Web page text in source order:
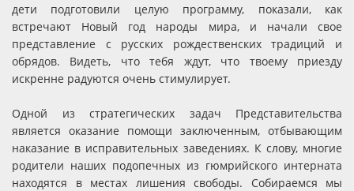
дети подготовили целую программу, показали, как
встречают Новый год народы мира, и начали свое
представление с русских рождественских традиций и
обрядов. Видеть, что тебя ждут, что твоему приезду
искренне радуются очень стимулирует.
Одной из стратегических задач Представительства
является оказание помощи заключенным, отбывающим
наказание в исправительных заведениях. К слову, многие
родители наших подопечных из гюмрийского интерната
находятся в местах лишения свободы. Собираемся мы